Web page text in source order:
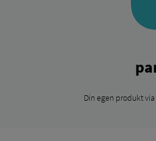
Din egen produkt